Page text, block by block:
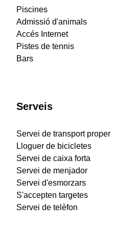
Piscines
Admissió d'animals
Accés Internet
Pistes de tennis
Bars
Serveis
Servei de transport proper
Lloguer de bicicletes
Servei de caixa forta
Servei de menjador
Servei d'esmorzars
S'accepten targetes
Servei de telèfon